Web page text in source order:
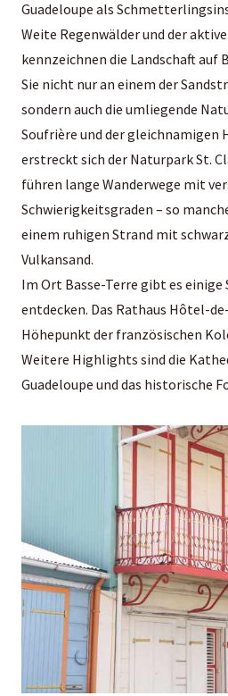
Guadeloupe als
Weite Regenwälder und der
kennzeichnen die Landschaft auf
Sie nicht nur an einem der
sondern auch die umliegende
Soufrière und der gleichnamigen
erstreckt sich der Naturpark St.
führen lange Wanderwege mit
Schwierigkeitsgraden – so
einem ruhigen Strand mit
Vulkansand.
Im Ort Basse-Terre gibt es einige
entdecken. Das Rathaus Hôtel-
Höhepunkt der französischen
Weitere Highlights sind die
Guadeloupe und das historische